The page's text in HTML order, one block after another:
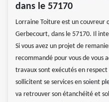
dans le 57170
Lorraine Toiture est un couvreur
Gerbecourt, dans le 57170. Il
Si vous avez un projet de
recommandé pour vous de vous
travaux sont exécutés en
sollicitent se services en soient
va retrouver son étanchéité et